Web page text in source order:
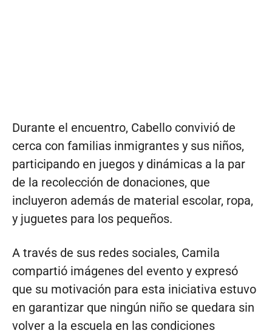
Durante el encuentro, Cabello convivió de
cerca con familias inmigrantes y sus niños,
participando en juegos y dinámicas a la par
de la recolección de donaciones, que
incluyeron además de material escolar, ropa,
y juguetes para los pequeños.
A través de sus redes sociales, Camila
compartió imágenes del evento y expresó
que su motivación para esta iniciativa estuvo
en garantizar que ningún niño se quedara sin
volver a la escuela en las condiciones